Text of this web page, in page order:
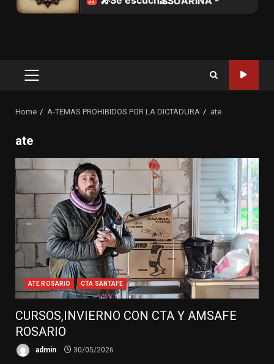
Primary
Home A-TEMAS PROHIBIDOS POR LA DICTADURA ate
ate
ATE ROSARIO CTA SANTAFE
CURSOS,INVIERNO CON CTA Y AMSAFE
ROSARIO
admin 30/05/2026